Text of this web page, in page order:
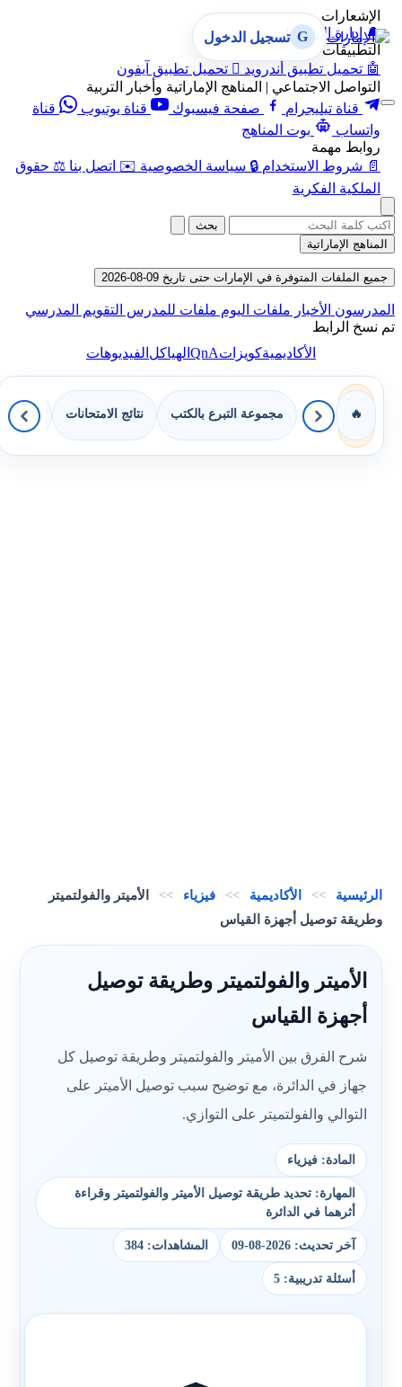
الإشعارات
🔔 إدارة الإشعارات
التطبيقات
🤖 تحميل تطبيق أندرويد  تحميل تطبيق آيفون
التواصل الاجتماعي | المناهج الإماراتية وأخبار التربية
قناة تيليجرام
صفحة فيسبوك قناة يوتيوب
قناة
واتساب
بوت المناهج
روابط مهمة
📄 شروط الاستخدام 🔒 سياسة الخصوصية ✉️ اتصل بنا ⚖️ حقوق
الملكية الفكرية
G تسجيل الدخول
بحث
المناهج الإماراتية
جميع الملفات المتوفرة في الإمارات حتى تاريخ 09-08-2026
المدرسون الأخبار ملفات اليوم ملفات للمدرس التقويم المدرسي
تم نسخ الرابط
الأكاديميةكويزاتQnAالهياكلالفيديوهات
🔥 مجموعة التبرع بالكتب نتائج الامتحانات
الرئيسية >> الأكاديمية >> فيزياء >>
الأميتر والفولتميتر
وطريقة توصيل أجهزة القياس
الأميتر والفولتميتر وطريقة توصيل
أجهزة القياس
شرح الفرق بين الأميتر والفولتميتر وطريقة توصيل كل
جهاز في الدائرة، مع توضيح سبب توصيل الأميتر على
التوالي والفولتميتر على التوازي.
المادة: فيزياء
المهارة: تحديد طريقة توصيل الأميتر والفولتميتر وقراءة
أثرهما في الدائرة
آخر تحديث: 2026-08-09 المشاهدات: 384
أسئلة تدريبية: 5